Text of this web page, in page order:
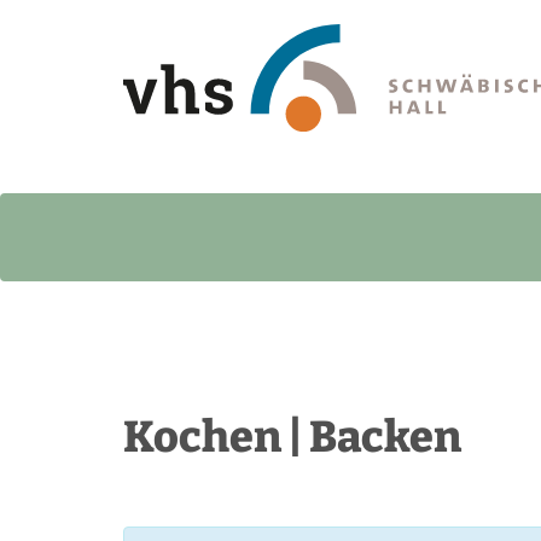
Kochen | Backen